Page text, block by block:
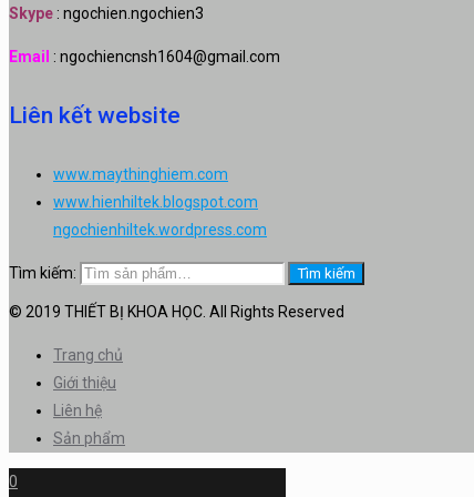
Skype : ngochien.ngochien3
Email : ngochiencnsh1604@gmail.com
Liên kết website
www.maythinghiem.com
www.hienhiltek.blogspot.com
ngochienhiltek.wordpress.com
Tìm kiếm: Tìm kiếm
© 2019 THIẾT BỊ KHOA HỌC. All Rights Reserved
Trang chủ
Giới thiệu
Liên hệ
Sản phẩm
0